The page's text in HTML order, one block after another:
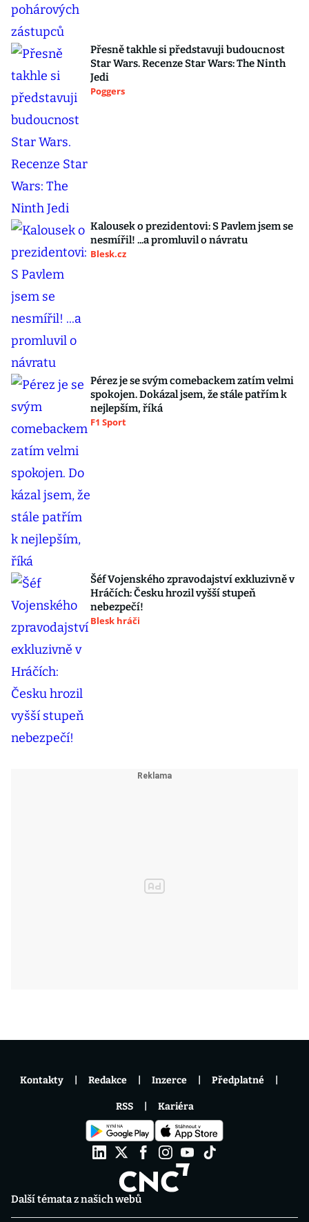
Přesně takhle si představuji budoucnost
Star Wars. Recenze Star Wars: The Ninth
Jedi
Poggers
Kalousek o prezidentovi: S Pavlem jsem se
nesmířil! ...a promluvil o návratu
Blesk.cz
Pérez je se svým comebackem zatím velmi
spokojen. Dokázal jsem, že stále patřím k
nejlepším, říká
F1 Sport
Šéf Vojenského zpravodajství exkluzivně v
Hráčích: Česku hrozil vyšší stupeň
nebezpečí!
Blesk hráči
Další témata z našich webů
Kontakty Redakce Inzerce Předplatné
RSS Kariéra